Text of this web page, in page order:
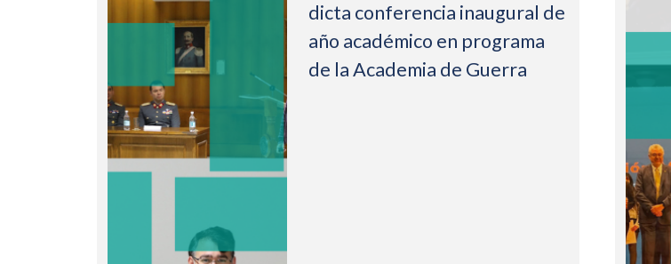
dicta conferencia inaugural de
año académico en programa
de la Academia de Guerra